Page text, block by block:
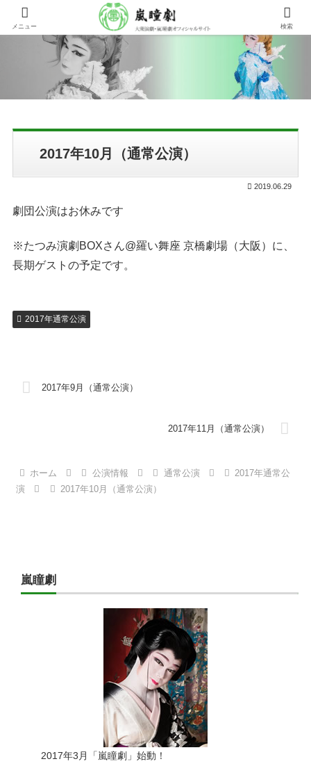
2017年10月（通常公演）
2019.06.29
劇団公演はお休みです
※たつみ演劇BOXさん@羅い舞座 京橋劇場（大阪）に、
長期ゲストの予定です。
2017年通常公演
2017年9月（通常公演）
2017年11月（通常公演）
ホーム 公演情報 通常公演
2017年通常公
演
2017年10月（通常公演）
嵐瞳劇
2017年3月「嵐瞳劇」始動！
メニュー 検索